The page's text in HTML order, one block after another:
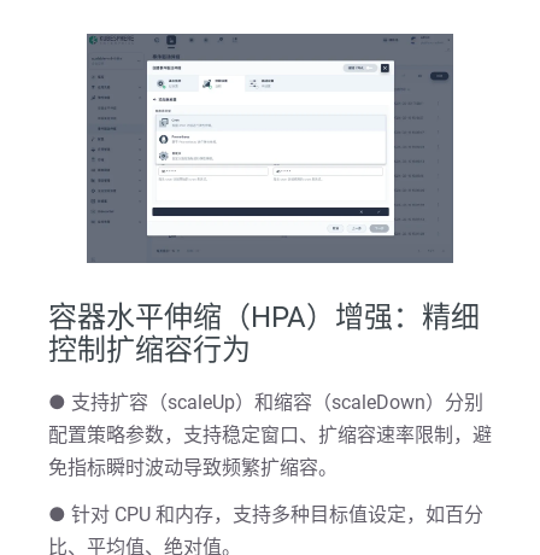
容器水平伸缩（HPA）增强：精细
控制扩缩容行为
● 支持扩容（scaleUp）和缩容（scaleDown）分别
配置策略参数，支持稳定窗口、扩缩容速率限制，避
免指标瞬时波动导致频繁扩缩容。
● 针对 CPU 和内存，支持多种目标值设定，如百分
比、平均值、绝对值。